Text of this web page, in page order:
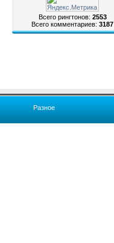
Всего рингтонов: 2553
Всего комментариев: 3187
Разное